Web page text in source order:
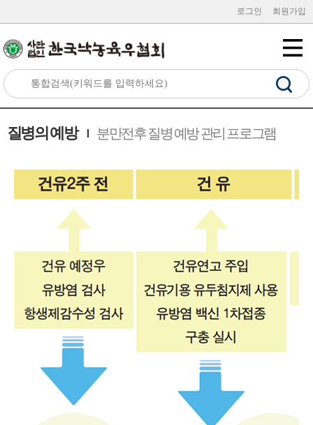
로그인 회원가입
질병의 예방 분만전후 질병 예방 관리 프로그램